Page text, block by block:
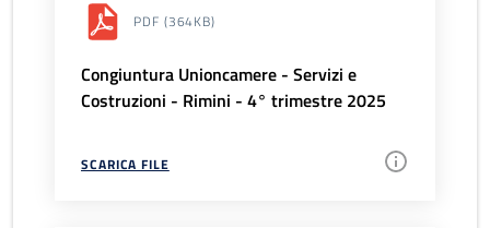
PDF (364KB)
Congiuntura Unioncamere - Servizi e
Costruzioni - Rimini - 4° trimestre 2025
SCARICA FILE